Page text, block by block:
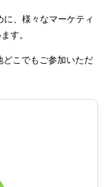
に、様々なマーケティ
す。
こでもご参加いただ